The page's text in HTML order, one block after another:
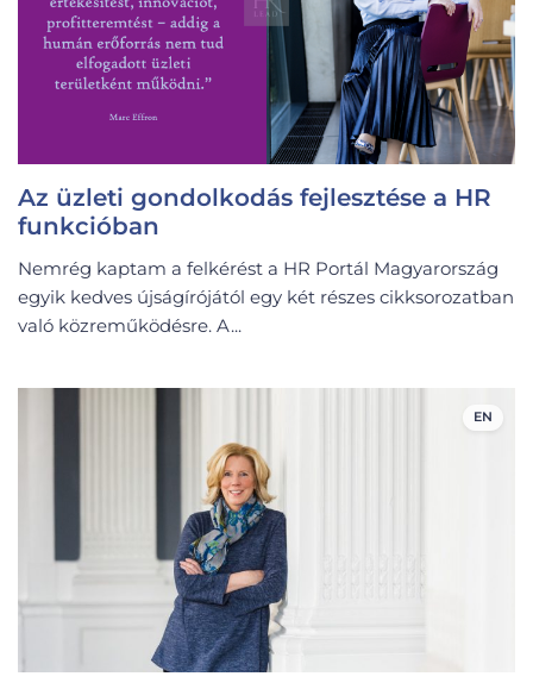
Az üzleti gondolkodás fejlesztése a HR
funkcióban
Nemrég kaptam a felkérést a HR Portál Magyarország
egyik kedves újságírójától egy két részes cikksorozatban
való közreműködésre. A...
EN